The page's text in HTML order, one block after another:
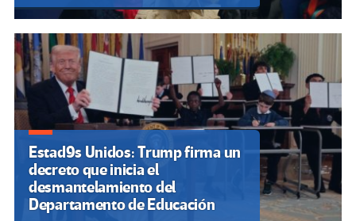
Estad9s Unidos: Trump firma un
decreto que inicia el
desmantelamiento del
Departamento de Educación